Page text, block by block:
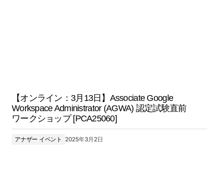
【オンライン：3月13日】Associate Google
Workspace Administrator (AGWA) 認定試験直前
ワークショップ [PCA25060]
アナザー イベント 2025年3月2日